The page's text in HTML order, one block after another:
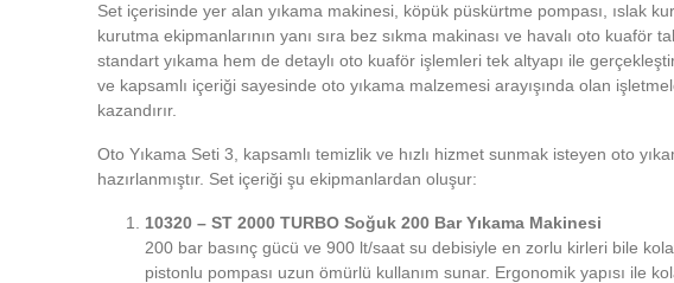
Set içerisinde yer alan yıkama makinesi, köpük püskürtme pompası, ıslak
kurutma ekipmanlarının yanı sıra bez sıkma makinası ve havalı oto kuaför
standart yıkama hem de detaylı oto kuaför işlemleri tek altyapı ile
ve kapsamlı içeriği sayesinde oto yıkama malzemesi arayışında olan
kazandırır.
Oto Yıkama Seti 3, kapsamlı temizlik ve hızlı hizmet sunmak isteyen oto
hazırlanmıştır. Set içeriği şu ekipmanlardan oluşur:
10320 – ST 2000 TURBO Soğuk 200 Bar Yıkama Makinesi
200 bar basınç gücü ve 900 lt/saat su debisiyle en zorlu kirleri bile
pistonlu pompası uzun ömürlü kullanım sunar. Ergonomik yapısı ile